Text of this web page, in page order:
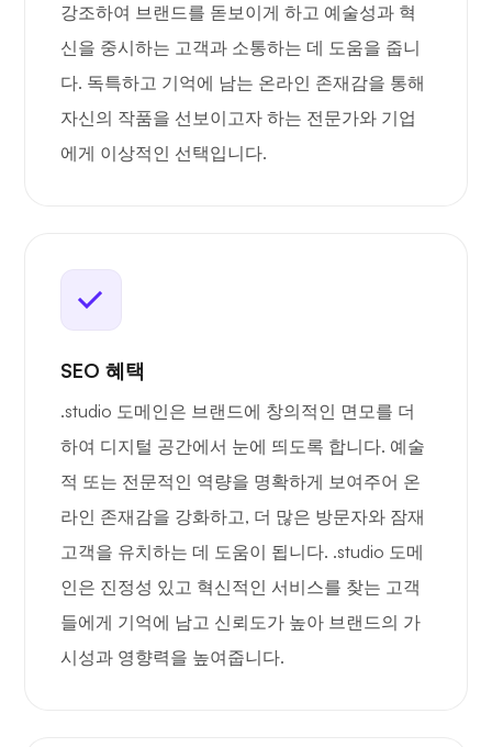
강조하여 브랜드를 돋보이게 하고 예술성과 혁
신을 중시하는 고객과 소통하는 데 도움을 줍니
다. 독특하고 기억에 남는 온라인 존재감을 통해
자신의 작품을 선보이고자 하는 전문가와 기업
에게 이상적인 선택입니다.
SEO 혜택
.studio 도메인은 브랜드에 창의적인 면모를 더
하여 디지털 공간에서 눈에 띄도록 합니다. 예술
적 또는 전문적인 역량을 명확하게 보여주어 온
라인 존재감을 강화하고, 더 많은 방문자와 잠재
고객을 유치하는 데 도움이 됩니다. .studio 도메
인은 진정성 있고 혁신적인 서비스를 찾는 고객
들에게 기억에 남고 신뢰도가 높아 브랜드의 가
시성과 영향력을 높여줍니다.